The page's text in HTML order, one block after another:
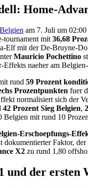
Home-
am 7. Juli um
tournament mit 36,68
Elf mit der De-Bruyne-
Mauricio Pochettino
naeher am
rund 59 Prozent
Prozentpunkten fuer
normalisiert sich der
Prozent Sieg Belgien,
mit rund 10
Erschoepfungs-
dokumentierter Faktor,
X2 zu rund 1,80
und der ersten